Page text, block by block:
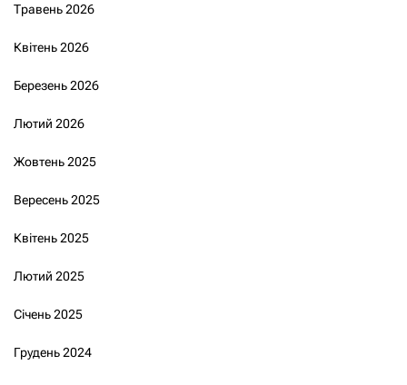
Травень 2026
Квітень 2026
Березень 2026
Лютий 2026
Жовтень 2025
Вересень 2025
Квітень 2025
Лютий 2025
Січень 2025
Грудень 2024